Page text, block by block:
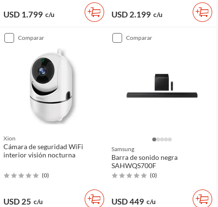
USD 1.799 c/u USD 2.199 c/u
comparar
Xion
Cámara de seguridad WiFi
interior visión nocturna
(0)
USD 25 c/u
comparar
Samsung
Barra de sonido negra
SAHWQS700F
(0)
USD 449 c/u